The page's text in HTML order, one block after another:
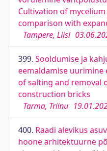
Cultivation of
comparison with
Tampere, Liisi
399. Sooldumise ja
eemaldamise uurimine
of salting and removal
construction bricks
Tarma, Triinu
400. Raadi alevikus
hoone arhitektuurne